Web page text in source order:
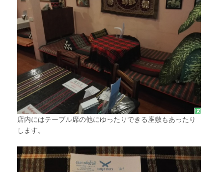
店内にはテーブル席の他にゆったりできる座敷もあったり
します。